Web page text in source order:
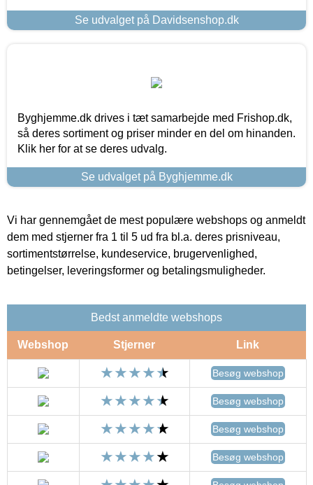
Se udvalget på Davidsenshop.dk
Byghjemme.dk drives i tæt samarbejde med Frishop.dk,
så deres sortiment og priser minder en del om hinanden.
Klik her for at se deres udvalg.
Se udvalget på Byghjemme.dk
Vi har gennemgået de mest populære webshops og anmeldt
dem med stjerner fra 1 til 5 ud fra bl.a. deres prisniveau,
sortimentstørrelse, kundeservice, brugervenlighed,
betingelser, leveringsformer og betalingsmuligheder.
Bedst anmeldte webshops
Webshop Stjerner Link
Besøg webshop
Besøg webshop
Besøg webshop
Besøg webshop